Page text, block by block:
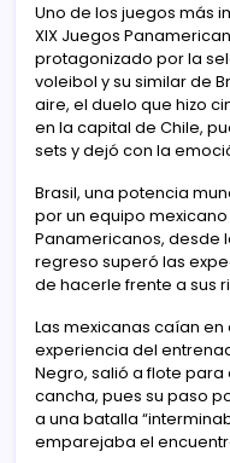
Uno de los juegos más
XIX Juegos
protagonizado por la
voleibol y su similar de
aire, el duelo que hizo
en la capital de Chile,
sets y dejó con la
Brasil, una potencia
por un equipo
Panamericanos, desde
regreso superó las
de hacerle frente a sus
Las mexicanas caían en
experiencia del
Negro, salió a flote
cancha, pues su paso
a una batalla
emparejaba el